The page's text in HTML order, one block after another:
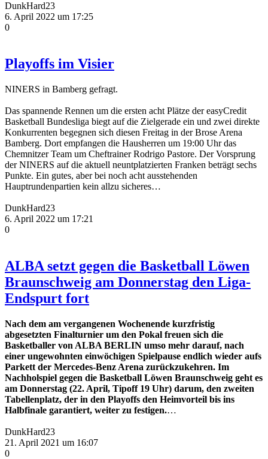
DunkHard23
6. April 2022 um 17:25
0
Playoffs im Visier
NINERS in Bamberg gefragt.
Das spannende Rennen um die ersten acht Plätze der easyCredit
Basketball Bundesliga biegt auf die Zielgerade ein und zwei direkte
Konkurrenten begegnen sich diesen Freitag in der Brose Arena
Bamberg. Dort empfangen die Hausherren um 19:00 Uhr das
Chemnitzer Team um Cheftrainer Rodrigo Pastore. Der Vorsprung
der NINERS auf die aktuell neuntplatzierten Franken beträgt sechs
Punkte. Ein gutes, aber bei noch acht ausstehenden
Hauptrundenpartien kein allzu sicheres…
DunkHard23
6. April 2022 um 17:21
0
ALBA setzt gegen die Basketball Löwen
Braunschweig am Donnerstag den Liga-
Endspurt fort
Nach dem am vergangenen Wochenende kurzfristig
abgesetzten Finalturnier um den Pokal freuen sich die
Basketballer von ALBA BERLIN umso mehr darauf, nach
einer ungewohnten einwöchigen Spielpause endlich wieder aufs
Parkett der Mercedes-Benz Arena zurückzukehren. Im
Nachholspiel gegen die Basketball Löwen Braunschweig geht es
am Donnerstag (22. April, Tipoff 19 Uhr) darum, den zweiten
Tabellenplatz, der in den Playoffs den Heimvorteil bis ins
Halbfinale garantiert, weiter zu festigen.…
DunkHard23
21. April 2021 um 16:07
0